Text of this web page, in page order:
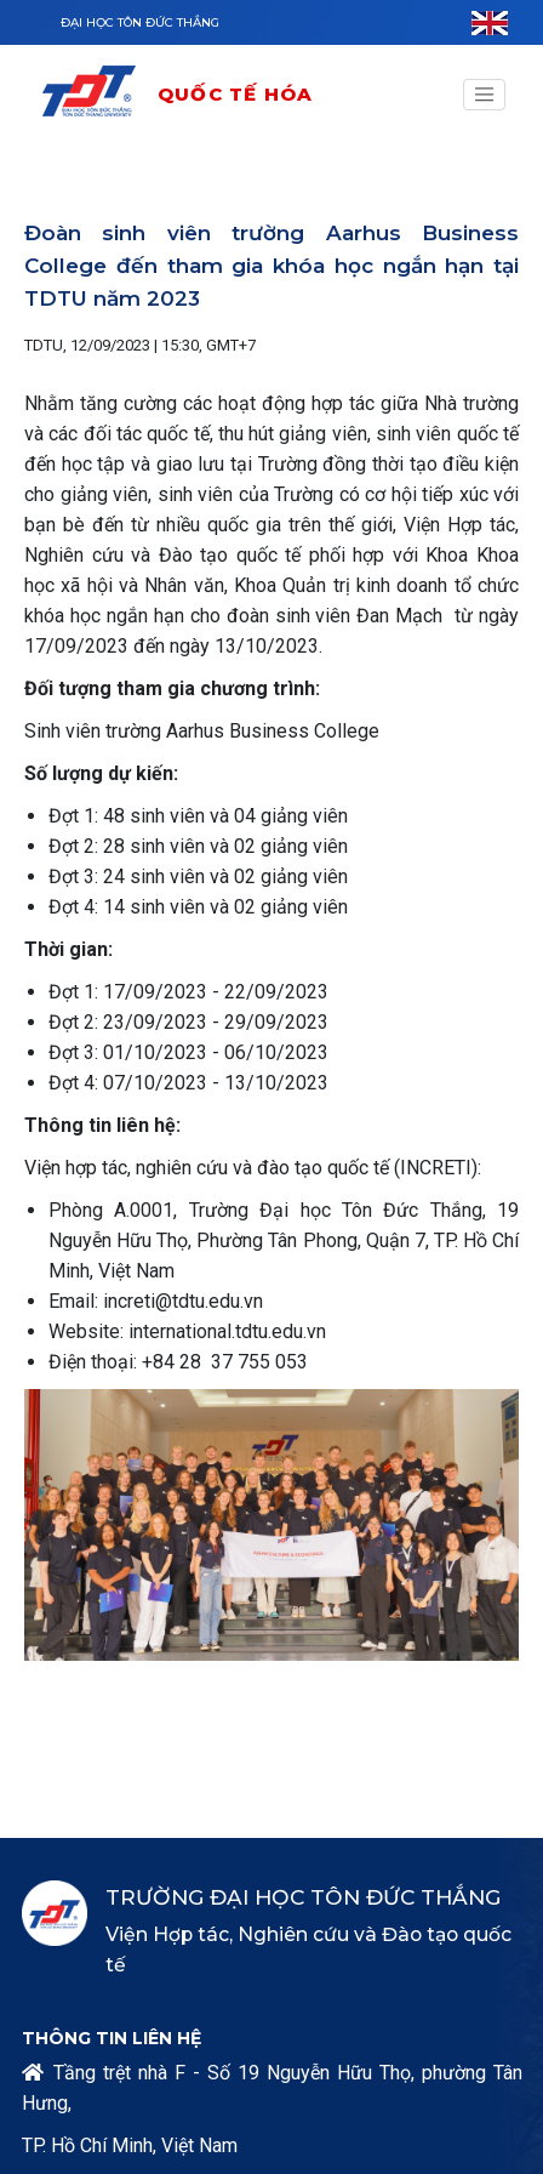
Nhảy đến nội dung
ĐẠI HỌC TÔN ĐỨC THẮNG
QUỐC TẾ HÓA
Đoàn sinh viên trường Aarhus Business
College đến tham gia khóa học ngắn hạn tại
TDTU năm 2023
TDTU, 12/09/2023 | 15:30, GMT+7
Nhằm tăng cường các hoạt động hợp tác giữa Nhà trường
và các đối tác quốc tế, thu hút giảng viên, sinh viên quốc tế
đến học tập và giao lưu tại Trường đồng thời tạo điều kiện
cho giảng viên, sinh viên của Trường có cơ hội tiếp xúc với
bạn bè đến từ nhiều quốc gia trên thế giới, Viện Hợp tác,
Nghiên cứu và Đào tạo quốc tế phối hợp với Khoa Khoa
học xã hội và Nhân văn, Khoa Quản trị kinh doanh tổ chức
khóa học ngắn hạn cho đoàn sinh viên Đan Mạch từ ngày
17/09/2023 đến ngày 13/10/2023.
Đối tượng tham gia chương trình:
Sinh viên trường Aarhus Business College
Số lượng dự kiến:
Đợt 1: 48 sinh viên và 04 giảng viên
Đợt 2: 28 sinh viên và 02 giảng viên
Đợt 3: 24 sinh viên và 02 giảng viên
Đợt 4: 14 sinh viên và 02 giảng viên
Thời gian:
Đợt 1: 17/09/2023 - 22/09/2023
Đợt 2: 23/09/2023 - 29/09/2023
Đợt 3: 01/10/2023 - 06/10/2023
Đợt 4: 07/10/2023 - 13/10/2023
Thông tin liên hệ:
Viện hợp tác, nghiên cứu và đào tạo quốc tế (INCRETI):
Phòng A.0001, Trường Đại học Tôn Đức Thắng, 19
Nguyễn Hữu Thọ, Phường Tân Phong, Quận 7, TP. Hồ Chí
Minh, Việt Nam
Email: increti@tdtu.edu.vn
Website: international.tdtu.edu.vn
Điện thoại: +84 28 37 755 053
TRƯỜNG ĐẠI HỌC TÔN ĐỨC THẮNG
Viện Hợp tác, Nghiên cứu và Đào tạo quốc
tế
THÔNG TIN LIÊN HỆ
 Tầng trệt nhà F - Số 19 Nguyễn Hữu Thọ, phường Tân
Hưng,
TP. Hồ Chí Minh, Việt Nam